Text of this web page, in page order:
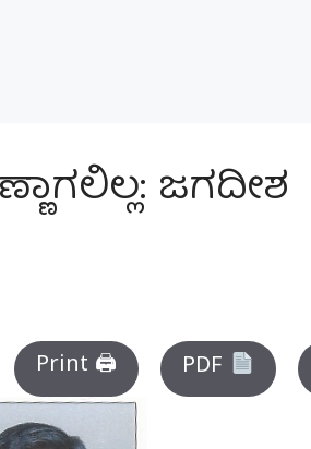
ಜಗದೀಶ
Print 🖨 PDF